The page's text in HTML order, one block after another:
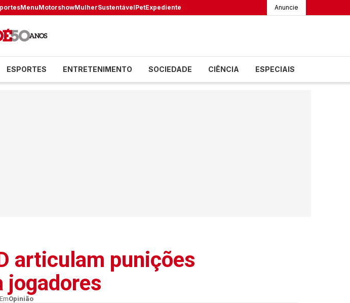
MenuMotorshowMulherSustentávelPetExpediente Anuncie
ESPORTES ENTRETENIMENTO SOCIEDADE CIÊNCIA ESPECIAIS
articulam punições
jogadores
EmOpinião